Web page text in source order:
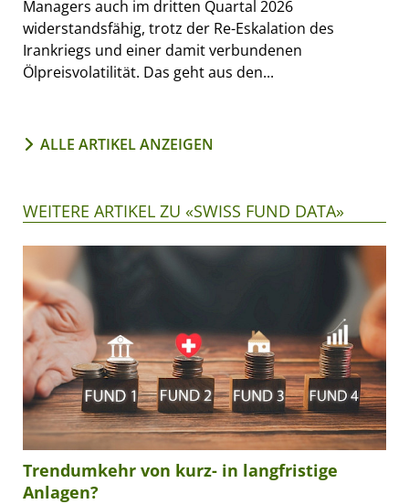
Managers auch im dritten Quartal 2026
widerstandsfähig, trotz der Re-Eskalation des
Irankriegs und einer damit verbundenen
Ölpreisvolatilität. Das geht aus den...
ALLE ARTIKEL ANZEIGEN
WEITERE ARTIKEL ZU «SWISS FUND DATA»
Trendumkehr von kurz- in langfristige
Anlagen?